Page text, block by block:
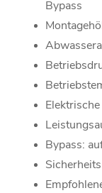
Bypass
Bypass: